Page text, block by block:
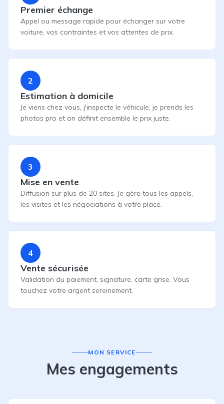
Premier échange
Appel ou message rapide pour échanger sur votre
voiture, vos contraintes et vos attentes de prix.
2
Estimation à domicile
Je viens chez vous, j'inspecte le véhicule, je prends les
photos pro et on définit ensemble le prix juste.
3
Mise en vente
Diffusion sur plus de 20 sites. Je gère tous les appels,
les visites et les négociations à votre place.
4
Vente sécurisée
Validation du paiement, signature, carte grise. Vous
touchez votre argent sereinement.
MON SERVICE
Mes engagements